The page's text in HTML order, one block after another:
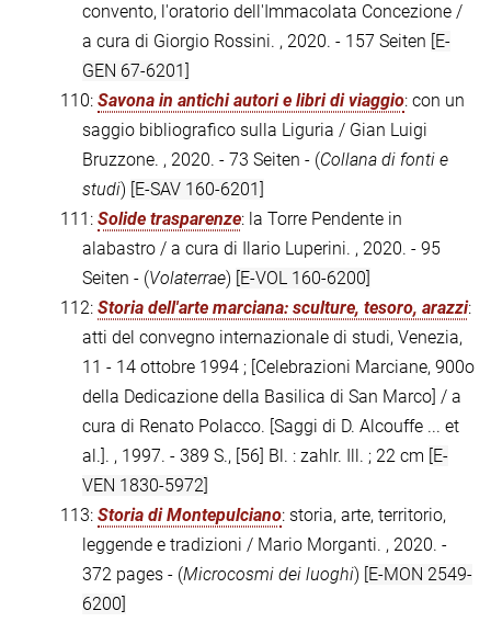
convento, l'oratorio dell'Immacolata Concezione /
a cura di Giorgio Rossini. , 2020. - 157 Seiten [E-
GEN 67-6201]
110: Savona in antichi autori e libri di viaggio: con un
saggio bibliografico sulla Liguria / Gian Luigi
Bruzzone. , 2020. - 73 Seiten - (Collana di fonti e
studi) [E-SAV 160-6201]
111: Solide trasparenze: la Torre Pendente in
alabastro / a cura di Ilario Luperini. , 2020. - 95
Seiten - (Volaterrae) [E-VOL 160-6200]
112: Storia dell'arte marciana: sculture, tesoro, arazzi:
atti del convegno internazionale di studi, Venezia,
11 - 14 ottobre 1994 ; [Celebrazioni Marciane, 900o
della Dedicazione della Basilica di San Marco] / a
cura di Renato Polacco. [Saggi di D. Alcouffe ... et
al.]. , 1997. - 389 S., [56] Bl. : zahlr. Ill. ; 22 cm [E-
VEN 1830-5972]
113: Storia di Montepulciano: storia, arte, territorio,
leggende e tradizioni / Mario Morganti. , 2020. -
372 pages - (Microcosmi dei luoghi) [E-MON 2549-
6200]